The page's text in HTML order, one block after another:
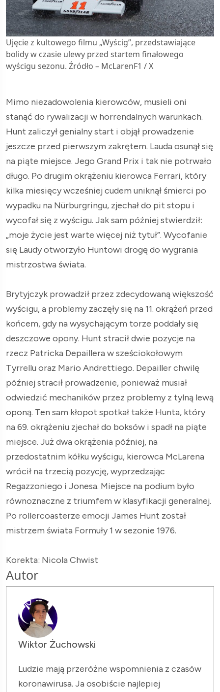
Ujęcie z kultowego filmu „Wyścig”, przedstawiające
bolidy w czasie ulewy przed startem finałowego
wyścigu sezonu. Źródło – McLarenF1 / X
Mimo niezadowolenia kierowców, musieli oni
stanąć do rywalizacji w horrendalnych warunkach.
Hunt zaliczył genialny start i objął prowadzenie
jeszcze przed pierwszym zakrętem. Lauda osunął się
na piąte miejsce. Jego Grand Prix i tak nie potrwało
długo. Po drugim okrążeniu kierowca Ferrari, który
kilka miesięcy wcześniej cudem uniknął śmierci po
wypadku na Nürburgringu, zjechał do pit stopu i
wycofał się z wyścigu. Jak sam później stwierdził:
„moje życie jest warte więcej niż tytuł”. Wycofanie
się Laudy otworzyło Huntowi drogę do wygrania
mistrzostwa świata.
Brytyjczyk prowadził przez zdecydowaną większość
wyścigu, a problemy zaczęły się na 11. okrążeń przed
końcem, gdy na wysychającym torze poddały się
deszczowe opony. Hunt stracił dwie pozycje na
rzecz Patricka Depaillera w sześciokołowym
Tyrrellu oraz Mario Andrettiego. Depailler chwilę
później stracił prowadzenie, ponieważ musiał
odwiedzić mechaników przez problemy z tylną lewą
oponą. Ten sam kłopot spotkał także Hunta, który
na 69. okrążeniu zjechał do boksów i spadł na piąte
miejsce. Już dwa okrążenia później, na
przedostatnim kółku wyścigu, kierowca McLarena
wrócił na trzecią pozycję, wyprzedzając
Regazzoniego i Jonesa. Miejsce na podium było
równoznaczne z triumfem w klasyfikacji generalnej.
Po rollercoasterze emocji James Hunt został
mistrzem świata Formuły 1 w sezonie 1976.
Korekta: Nicola Chwist
Autor
Wiktor Żuchowski
Ludzie mają przeróżne wspomnienia z czasów
koronawirusa. Ja osobiście najlepiej